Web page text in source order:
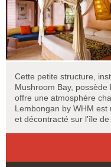
Cette petite structure,
Mushroom Bay,
offre une atmosphère
Lembongan by WHM
et décontracté sur l'île de